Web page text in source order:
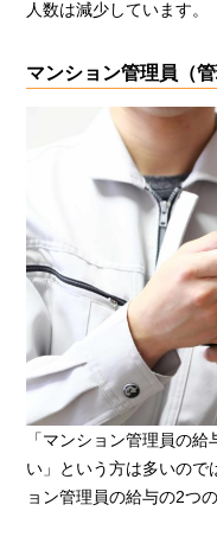
人数は減少しています。
マンション管理員（
「マンション管理員の
い」という方は多いので
ョン管理員の給与の2つ